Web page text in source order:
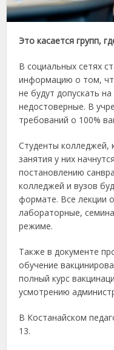
Это касается групп,
В социальных сетях
информацию о том,
не будут допускать
недостоверные. В
требований о 100%
Студенты колледжей,
занятия у них
постановлению
колледжей и вузов
формате. Все лекции
лабораторные,
режиме.
Также в документе
обучение
полный курс
усмотрению
В Костанайском
13.